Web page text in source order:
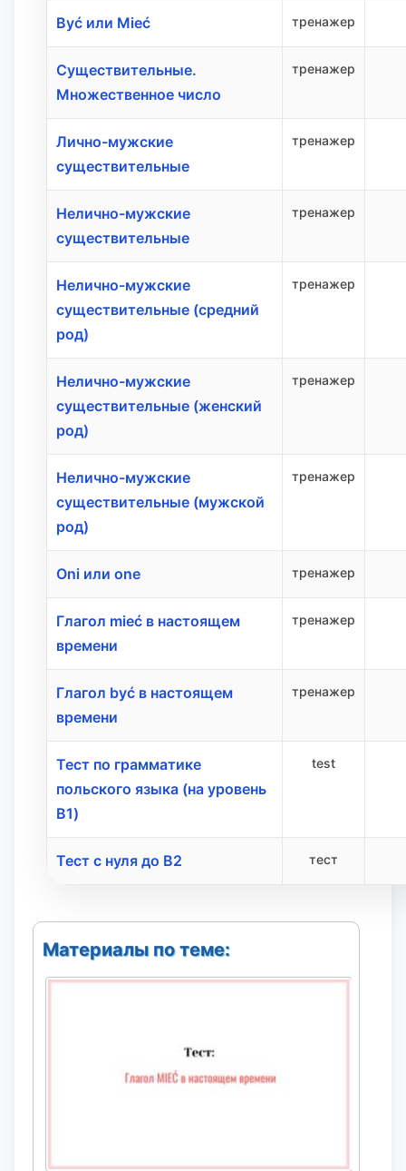
Być или Mieć тренажер
Существительные.
Множественное число
тренажер
Лично-мужские
существительные
тренажер
Нелично-мужские
существительные
тренажер
Нелично-мужские
существительные (средний
род)
тренажер
Нелично-мужские
существительные (женский
род)
тренажер
Нелично-мужские
существительные (мужской
род)
тренажер
Oni или one тренажер
Глагол mieć в настоящем
времени
тренажер
Глагол być в настоящем
времени
тренажер
Тест по грамматике
польского языка (на уровень
B1)
test
Тест с нуля до B2 тест
Материалы по теме: